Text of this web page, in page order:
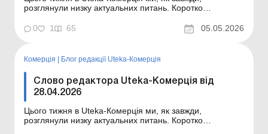
розглянули низку актуальних питань. Коротко
тижня в Uteka-Комерція. Шановні колеги! Коротко
ознайомлю вас із темами статей, опублікованих цього
припинен...
0 1 65 05.05.2026
Комерція Блог редакції Uteka-Комерція
Слово редактора Uteka-Комерція від
28.04.2026
Цього тижня в Uteka-Комерція ми, як завжди,
розглянули низку актуальних питань. Коротко